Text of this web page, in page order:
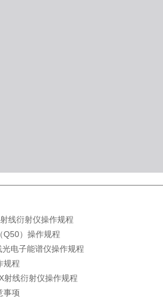
线衍射仪操作规程
Q50）操作规程
电子能谱仪操作规程
规程
射线衍射仪操作规程
事项